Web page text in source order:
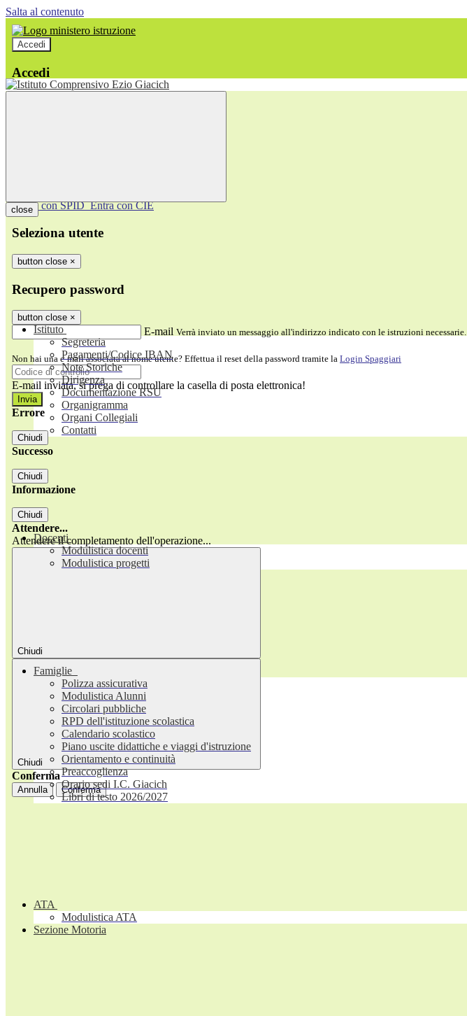
Salta al contenuto
Accedi
Accedi
Entra con SPID Entra con CIE
Seleziona utente
button close ×
Recupero password
button close ×
E-mail Verrà inviato un messaggio all'indirizzo indicato con le istruzioni necessarie.
Non hai una e-mail associata al nome utente? Effettua il reset della password tramite la Login Spaggiari
E-mail inviata, si prega di controllare la casella di posta elettronica!
Errore
Chiudi
Successo
Chiudi
Informazione
Chiudi
Attendere...
Attendere il completamento dell'operazione...
Chiudi
Chiudi
Conferma
Annulla Conferma
close
Istituto
Segreteria
Pagamenti/Codice IBAN
Note Storiche
Dirigenza
Documentazione RSU
Organigramma
Organi Collegiali
Contatti
Docenti
Modulistica docenti
Modulistica progetti
Famiglie
Polizza assicurativa
Modulistica Alunni
Circolari pubbliche
RPD dell'istituzione scolastica
Calendario scolastico
Piano uscite didattiche e viaggi d'istruzione
Orientamento e continuità
Preaccoglienza
Orario sedi I.C. Giacich
Libri di testo 2026/2027
ATA
Modulistica ATA
Sezione Motoria